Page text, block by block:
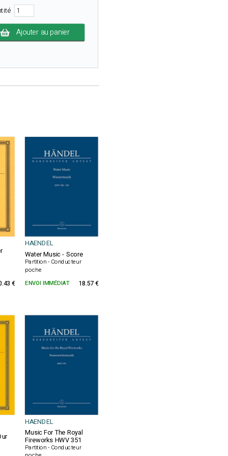
Ajouter au panier
HAENDEL
Water Music - Score
Partition - Conducteur
poche
€ ENVOI IMMÉDIAT 18.57 €
HAENDEL
Music For The Royal
Fireworks HWV 351
Partition - Conducteur